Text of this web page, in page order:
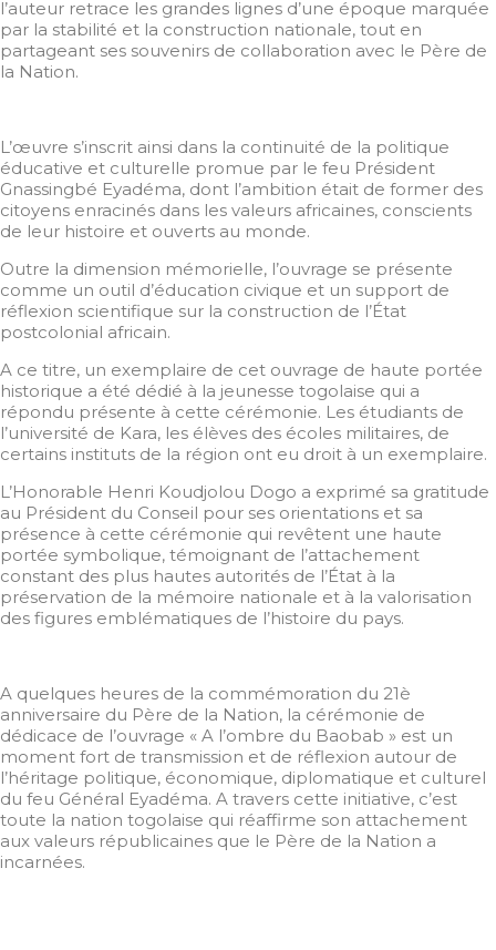
l’auteur retrace les grandes lignes d’une époque marquée
par la stabilité et la construction nationale, tout en
partageant ses souvenirs de collaboration avec le Père de
la Nation.
L’œuvre s’inscrit ainsi dans la continuité de la politique
éducative et culturelle promue par le feu Président
Gnassingbé Eyadéma, dont l’ambition était de former des
citoyens enracinés dans les valeurs africaines, conscients
de leur histoire et ouverts au monde.
Outre la dimension mémorielle, l’ouvrage se présente
comme un outil d’éducation civique et un support de
réflexion scientifique sur la construction de l’État
postcolonial africain.
A ce titre, un exemplaire de cet ouvrage de haute portée
historique a été dédié à la jeunesse togolaise qui a
répondu présente à cette cérémonie. Les étudiants de
l’université de Kara, les élèves des écoles militaires, de
certains instituts de la région ont eu droit à un exemplaire.
L’Honorable Henri Koudjolou Dogo a exprimé sa gratitude
au Président du Conseil pour ses orientations et sa
présence à cette cérémonie qui revêtent une haute
portée symbolique, témoignant de l’attachement
constant des plus hautes autorités de l’État à la
préservation de la mémoire nationale et à la valorisation
des figures emblématiques de l’histoire du pays.
A quelques heures de la commémoration du 21è
anniversaire du Père de la Nation, la cérémonie de
dédicace de l’ouvrage « A l’ombre du Baobab » est un
moment fort de transmission et de réflexion autour de
l’héritage politique, économique, diplomatique et culturel
du feu Général Eyadéma. A travers cette initiative, c’est
toute la nation togolaise qui réaffirme son attachement
aux valeurs républicaines que le Père de la Nation a
incarnées.